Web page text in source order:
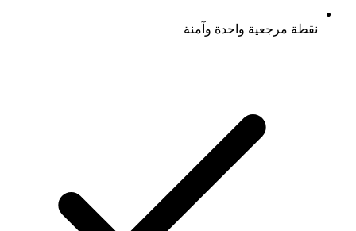
نقطة مرجعية واحدة وآمنة